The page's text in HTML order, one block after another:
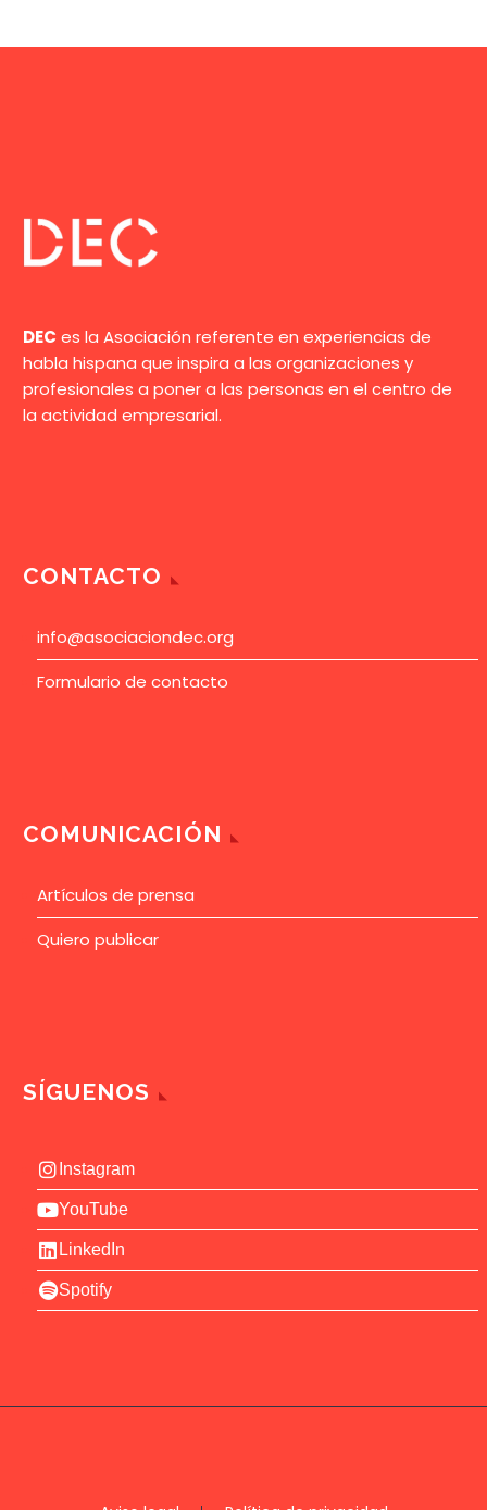
DEC es la Asociación referente en experiencias de
habla hispana que inspira a las organizaciones y
profesionales a poner a las personas en el centro de
la actividad empresarial.
CONTACTO
info@asociaciondec.org
Formulario de contacto
COMUNICACIÓN
Artículos de prensa
Quiero publicar
SÍGUENOS
Instagram
YouTube
LinkedIn
Spotify